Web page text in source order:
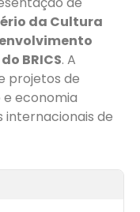
da Cultura
BRICS. A
projetos de
economia
de